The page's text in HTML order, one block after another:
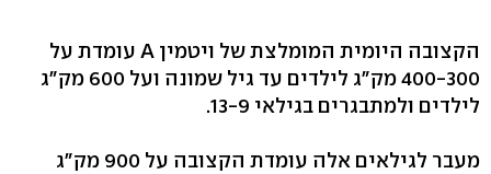
הקצובה היומית המומלצת של ויטמין A עומדת על
400-300 מק"ג לילדים עד גיל שמונה ועל 600 מק"ג
לילדים ולמתבגרים בגילאי 13-9.
מעבר לגילאים אלה עומדת הקצובה על 900 מק"ג